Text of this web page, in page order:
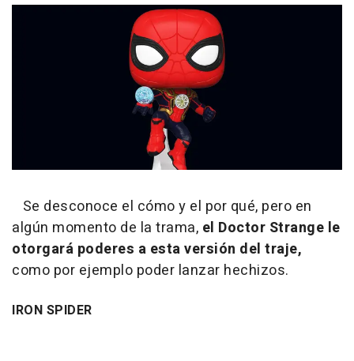
Se desconoce el cómo y el por qué, pero en
algún momento de la trama, el Doctor Strange le
otorgará poderes a esta versión del traje,
como por ejemplo poder lanzar hechizos.
IRON SPIDER